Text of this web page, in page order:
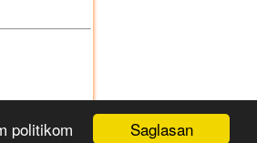
Saglasan
politikom